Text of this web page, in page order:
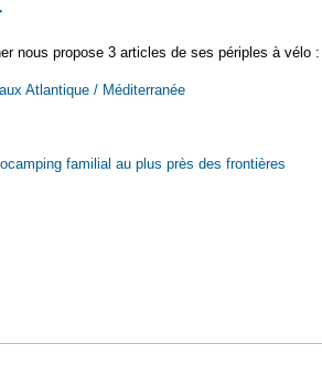
nous propose 3 articles de ses périples à vélo :
Atlantique / Méditerranée
familial au plus près des frontières